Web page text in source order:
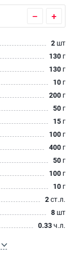
– +
2 шт
130 г
130 г
10 г
200 г
50 г
15 г
100 г
400 г
50 г
100 г
10 г
2ст.л.
8 шт
0.33ч.л.